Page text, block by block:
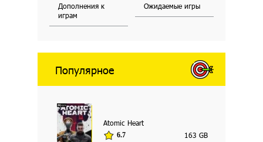
Дополнения к
играм
Ожидаемые игры
Популярное
Atomic Heart
6.7 163 GB